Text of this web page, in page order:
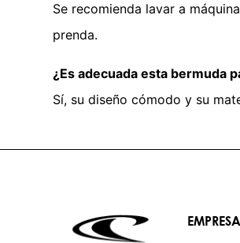
Se recomienda lavar a
prenda.
¿Es adecuada esta bermuda
Sí, su diseño cómodo y su
EMPRESA